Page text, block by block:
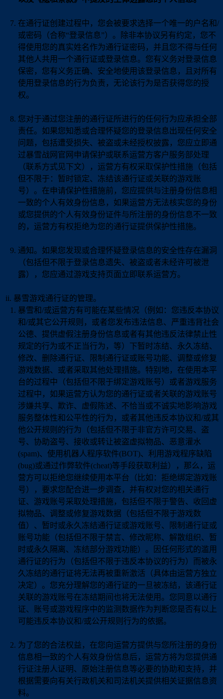
在通行证创建过程中，您会被要求选择一个唯一的户名和/
或密码（合称“登录信息”）。除非本协议另有约定，您不
得使用您的真实姓名作为通行证密码，并且您不得与任何
其他人共用一个通行证或登录信息。您有义务对登录信息
保密，您有义务正确、安全地使用该登录信息，且对所有
使用登录信息的行为负责，无论该行为是否获得您的授
权。
您对于通过您注册的通行证所进行的任何行为应承担全部
责任。如果您知悉或合理怀疑您的登录信息出现任何安全
问题，包括遭受损失、被盗或未经授权披露，您应立即通
过暴雪战网官网申请保护或联系运营方客户服务部处理
（联系方式见下文），运营方有权采取保护性措施（包括
但不限于：暂时锁定、冻结该通行证或关联的游戏账
号）。在申请保护性措施前，您应提供与注册身份信息相
一致的个人有效身份信息，如果运营方无法核实您的身份
或您提供的个人有效身份证件与所注册的身份信息不一致
的，运营方有权拒绝为您的通行证提供保护性措施。
通知。如果您发现或合理怀疑登录信息的安全性存在漏洞
（包括但不限于登录信息遗失、被盗或者未经许可被泄
露），您应通过游戏支持页面立即联系运营方。
暴雪游戏通行证的管理。
暴雪和/或运营方有可能在某些情况（例如：您违反本协议
和/或其它公开规则，或者您发布违法信息、严重违背社会
公德、提供虚假注册身份信息或者有其他违反法律禁止性
规定的行为或不正当行为，等）下暂时冻结、永久冻结、
修改、删除通行证、限制通行证或账号功能、调整或修复
游戏数据、或者采取其他处理措施。特别地，在使用本平
台的过程中（包括但不限于绑定游戏账号）或者游戏服务
过程中，如果运营方认为您的通行证或者关联的游戏账号
涉嫌共享、欺诈、虚假陈述、不恰当或不诚实地影响游戏
服务整体性和公平性的行为，或者其他违反本协议和/或其
他公开规则的行为（包括但不限于非官方许可交易、盗
号、协助盗号、接收或转让被盗虚拟物品、恶意灌水
(spam)、使用机器人程序软件(BOT)、利用游戏程序缺陷
(bug)或通过作弊软件(cheat)等手段获取利益），那么，运
营方可以拒绝您继续使用本平台（比如：拒绝绑定游戏账
号），要求您配合进一步调查，并有权对您的相关通行
证、游戏账号采取处理措施，包括但不限于警告、收回虚
拟物品、调整或修复游戏数据（包括但不限于游戏数
值）、暂时或永久冻结通行证或游戏账号、限制通行证或
账号功能（包括但不限于禁言、修改昵称、解散组织、暂
时或永久隔离、冻结部分游戏功能）。因任何形式的滥用
通行证的行为（包括但不限于违反本协议的行为）而被永
久冻结的通行证将无法再被重新激活（具体由运营方独立
决定）。您充分理解您的通行证的一旦被冻结，该通行证
关联的游戏账号在冻结期间也将无法使用。您同意以通行
证、账号或游戏程序中的监测数据作为判断您是否有以上
可能违反本协议和/或公开规则行为的依据。
为了您的合法权益，在您向运营方提供与您所注册的身份
信息相一致的个人有效身份信息后，运营方将为您提供通
行证注册人证明、原始注册信息等必要的协助和支持，并
根据需要向有关行政机关和司法机关提供相关证据信息资
料。